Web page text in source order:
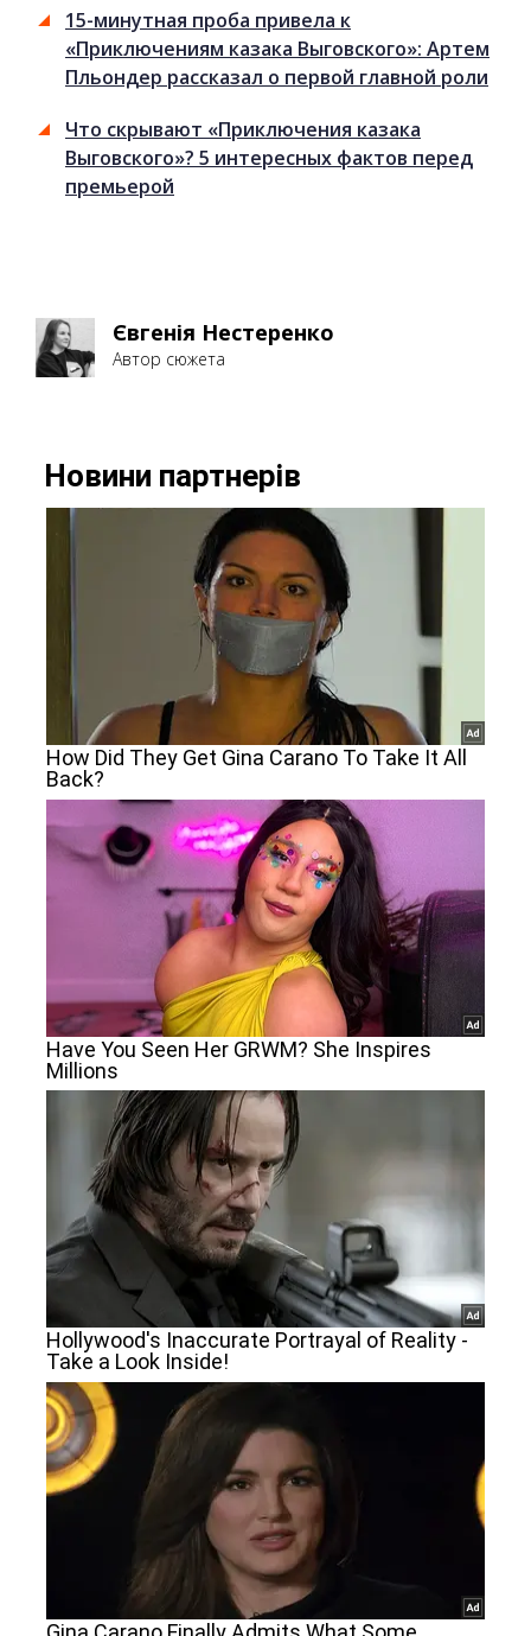
15-минутная проба привела к
«Приключениям казака Выговского»: Артем
Пльондер рассказал о первой главной роли
Что скрывают «Приключения казака
Выговского»? 5 интересных фактов перед
премьерой
Євгенія Нестеренко
Автор сюжета